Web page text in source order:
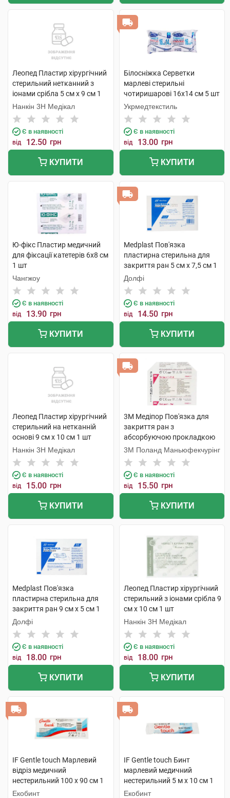
Леопед Пластир хірургічний
стерильний нетканний з
іонами срібла 5 см х 9 см 1
шт
Нанкін 3H Медікал
Є в наявності
від 12.50 грн
КУПИТИ
Білосніжка Серветки
марлеві стерильні
чотиришарові 16x14 cм 5 шт
Укрмедтекстиль
Є в наявності
від 13.00 грн
КУПИТИ
Ю-фікс Пластир медичний
для фіксації катетерів 6х8 см
1 шт
Чангжоу
Є в наявності
від 13.90 грн
КУПИТИ
Medplast Пов'язка
пластирна стерильна для
закриття ран 5 см х 7,5 см 1
шт
Долфі
Є в наявності
від 14.50 грн
КУПИТИ
Леопед Пластир хірургічний
стерильний на нетканній
основі 9 см х 10 см 1 шт
Нанкін 3H Медікал
Є в наявності
від 15.00 грн
КУПИТИ
3M Медіпор Пов'язка для
закриття ран з
абсорбуючою прокладкою
розмір 6 см х 10 см 1 шт
3M Поланд Маньюфекчурінг
Є в наявності
від 15.50 грн
КУПИТИ
Medplast Пов'язка
пластирна стерильна для
закриття ран 9 см х 5 см 1
шт
Долфі
Є в наявності
від 18.00 грн
КУПИТИ
Леопед Пластир хірургічний
стерильний з іонами срібла 9
см х 10 см 1 шт
Нанкін 3H Медікал
Є в наявності
від 18.00 грн
КУПИТИ
IF Gentle touch Марлевий
відріз медичний
нестерильний 100 х 90 см 1
шт
Екобинт
IF Gentle touch Бинт
марлевий медичний
нестерильний 5 м х 10 см 1
шт
Екобинт